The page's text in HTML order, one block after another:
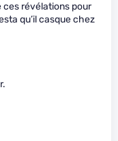
ces révélations pour
qu’il casque chez